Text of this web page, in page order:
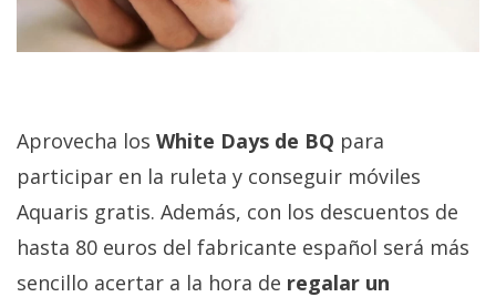
Aprovecha los White Days de BQ para
participar en la ruleta y conseguir móviles
Aquaris gratis. Además, con los descuentos de
hasta 80 euros del fabricante español será más
sencillo acertar a la hora de regalar un